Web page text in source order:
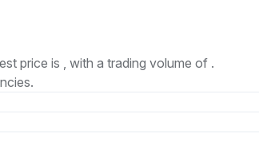
price is , with a trading volume of .